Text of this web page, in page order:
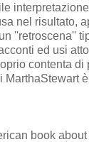
nel risultato,
''retroscena''
ed usi
contenta di
MarthaStewart
book